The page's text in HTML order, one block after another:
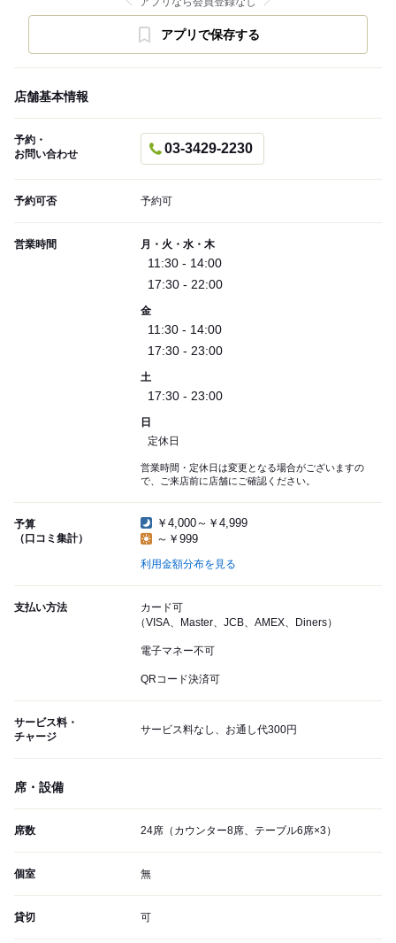
アプリで保存する
店舗基本情報
予約・
お問い合わせ
03-3429-2230
予約可否 予約可
営業時間 月・火・水・木
11:30 - 14:00
17:30 - 22:00
金
11:30 - 14:00
17:30 - 23:00
土
17:30 - 23:00
日
定休日
営業時間・定休日は変更となる場合がございますの
で、ご来店前に店舗にご確認ください。
予算
（口コミ集計）
￥4,000～￥4,999
～￥999
利用金額分布を見る
支払い方法
カード可
（VISA、Master、JCB、AMEX、Diners）
電子マネー不可
QRコード決済可
サービス料・
チャージ
サービス料なし、お通し代300円
席・設備
席数 24席（カウンター8席、テーブル6席×3）
個室 無
貸切 可